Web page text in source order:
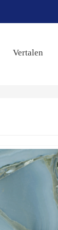
Vertalen